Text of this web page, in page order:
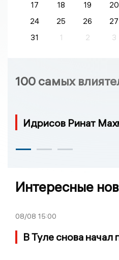
17
18 19 20
24
25 26 27
31
1 2 3
100 самых
Идрисов Ринат
Интересные
08/08 15:00
В Туле снова начал